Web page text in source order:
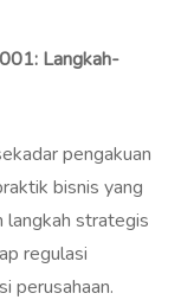
Langkah-
pengakuan
bisnis yang
langkah strategis
regulasi
perusahaan.